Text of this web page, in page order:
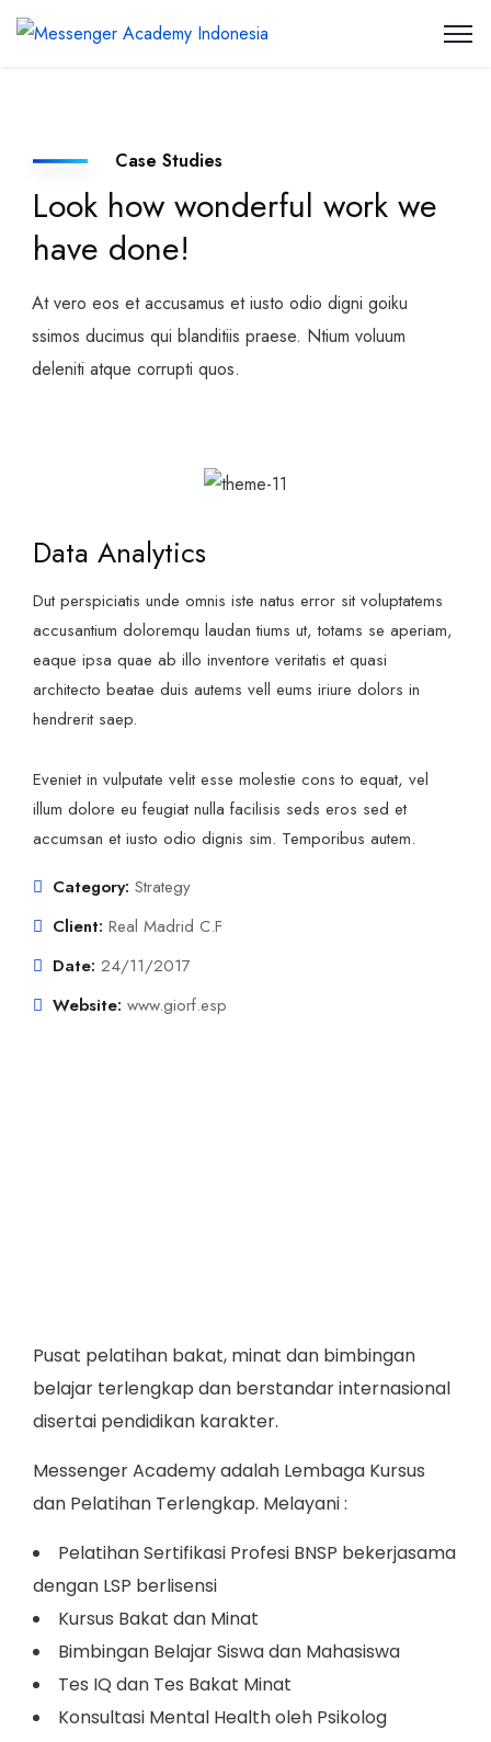
Case Studies
Look how wonderful work we
have done!
At vero eos et accusamus et iusto odio digni goiku
ssimos ducimus qui blanditiis praese. Ntium voluum
deleniti atque corrupti quos.
Data Analytics
Dut perspiciatis unde omnis iste natus error sit voluptatems
accusantium doloremqu laudan tiums ut, totams se aperiam,
eaque ipsa quae ab illo inventore veritatis et quasi
architecto beatae duis autems vell eums iriure dolors in
hendrerit saep.
Eveniet in vulputate velit esse molestie cons to equat, vel
illum dolore eu feugiat nulla facilisis seds eros sed et
accumsan et iusto odio dignis sim. Temporibus autem.
Category: Strategy
Client: Real Madrid C.F
Date: 24/11/2017
Website: www.giorf.esp
Pusat pelatihan bakat, minat dan bimbingan
belajar terlengkap dan berstandar internasional
disertai pendidikan karakter.
Messenger Academy adalah Lembaga Kursus
dan Pelatihan Terlengkap. Melayani :
Pelatihan Sertifikasi Profesi BNSP bekerjasama
dengan LSP berlisensi
Kursus Bakat dan Minat
Bimbingan Belajar Siswa dan Mahasiswa
Tes IQ dan Tes Bakat Minat
Konsultasi Mental Health oleh Psikolog